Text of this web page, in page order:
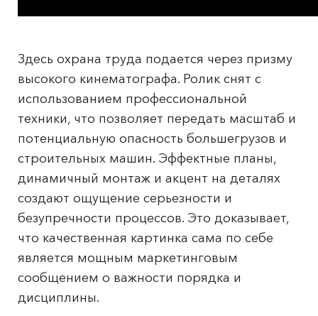
Здесь охрана труда подается через призму
высокого кинематографа. Ролик снят с
использованием профессиональной
техники, что позволяет передать масштаб и
потенциальную опасность большегрузов и
строительных машин. Эффектные планы,
динамичный монтаж и акцент на деталях
создают ощущение серьезности и
безупречности процессов. Это доказывает,
что качественная картинка сама по себе
является мощным маркетинговым
сообщением о важности порядка и
дисциплины.